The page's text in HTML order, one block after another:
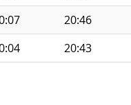
20:46
20:43